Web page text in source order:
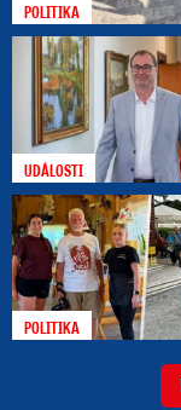
POLITIKA
UDÁLOSTI
POLITIKA